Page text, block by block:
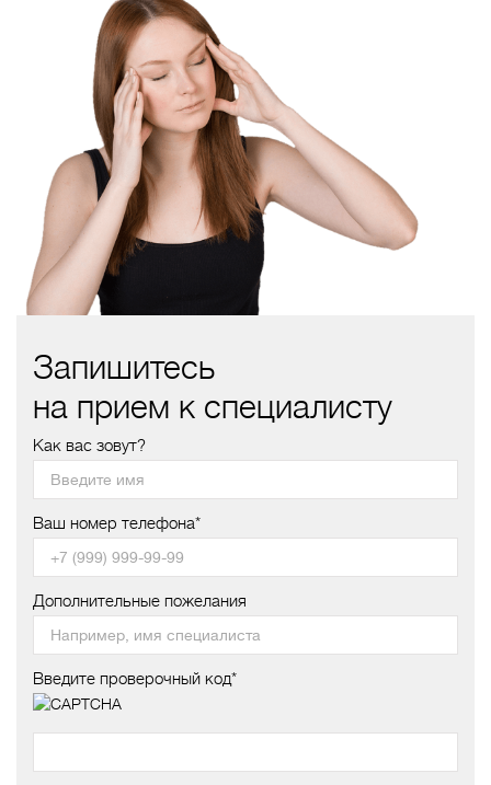
Запишитесь
на прием к специалисту
Как вас зовут?
Ваш номер телефона*
Дополнительные пожелания
Введите проверочный код*